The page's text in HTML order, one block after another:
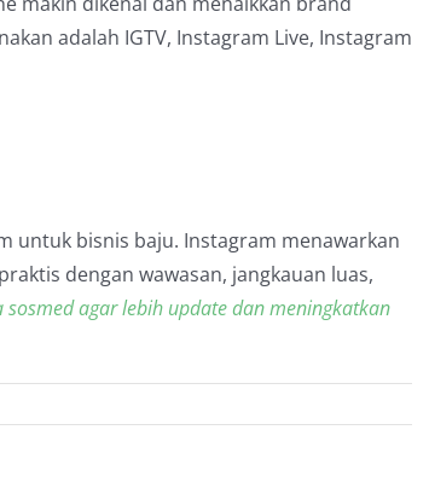
adalah IGTV, Instagram Live, Instagram
untuk bisnis baju. Instagram menawarkan
dengan wawasan, jangkauan luas,
sosmed agar lebih update dan meningkatkan